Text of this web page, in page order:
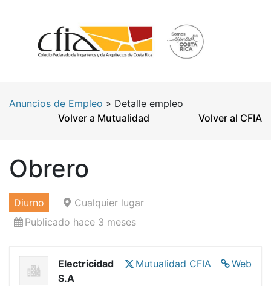
Anuncios de Empleo » Detalle empleo
Volver a Mutualidad
Volver al CFIA
Obrero
Diurno
Cualquier lugar
Publicado hace 3 meses
Web
Mutualidad CFIA
Electricidad
S.A